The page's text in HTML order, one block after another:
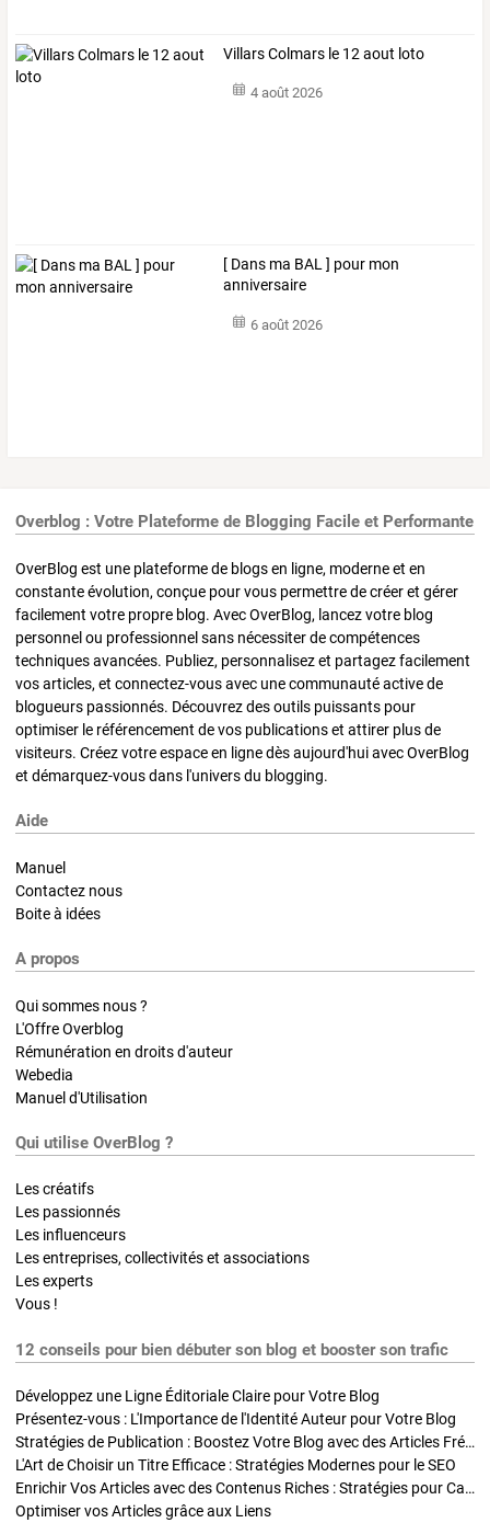
Villars Colmars le 12 aout loto
4 août 2026
[ Dans ma BAL ] pour mon
anniversaire
6 août 2026
Overblog : Votre Plateforme de Blogging Facile et Performante
OverBlog est une plateforme de blogs en ligne, moderne et en
constante évolution, conçue pour vous permettre de créer et gérer
facilement votre propre blog. Avec OverBlog, lancez votre blog
personnel ou professionnel sans nécessiter de compétences
techniques avancées. Publiez, personnalisez et partagez facilement
vos articles, et connectez-vous avec une communauté active de
blogueurs passionnés. Découvrez des outils puissants pour
optimiser le référencement de vos publications et attirer plus de
visiteurs. Créez votre espace en ligne dès aujourd'hui avec OverBlog
et démarquez-vous dans l'univers du blogging.
Aide
Manuel
Contactez nous
Boite à idées
A propos
Qui sommes nous ?
L'Offre Overblog
Rémunération en droits d'auteur
Webedia
Manuel d'Utilisation
Qui utilise OverBlog ?
Les créatifs
Les passionnés
Les influenceurs
Les entreprises, collectivités et associations
Les experts
Vous !
12 conseils pour bien débuter son blog et booster son trafic
Développez une Ligne Éditoriale Claire pour Votre Blog
Présentez-vous : L'Importance de l'Identité Auteur pour Votre Blog
Stratégies de Publication : Boostez Votre Blog avec des Articles Fréquents et Exclusifs
L'Art de Choisir un Titre Efficace : Stratégies Modernes pour le SEO
Enrichir Vos Articles avec des Contenus Riches : Stratégies pour Captiver et Optimiser
Optimiser vos Articles grâce aux Liens